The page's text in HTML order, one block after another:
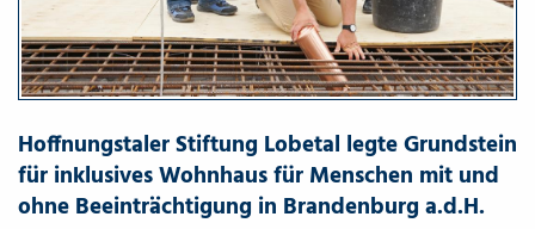
Hoffnungstaler Stiftung Lobetal legte Grundstein
für inklusives Wohnhaus für Menschen mit und
ohne Beeinträchtigung in Brandenburg a.d.H.